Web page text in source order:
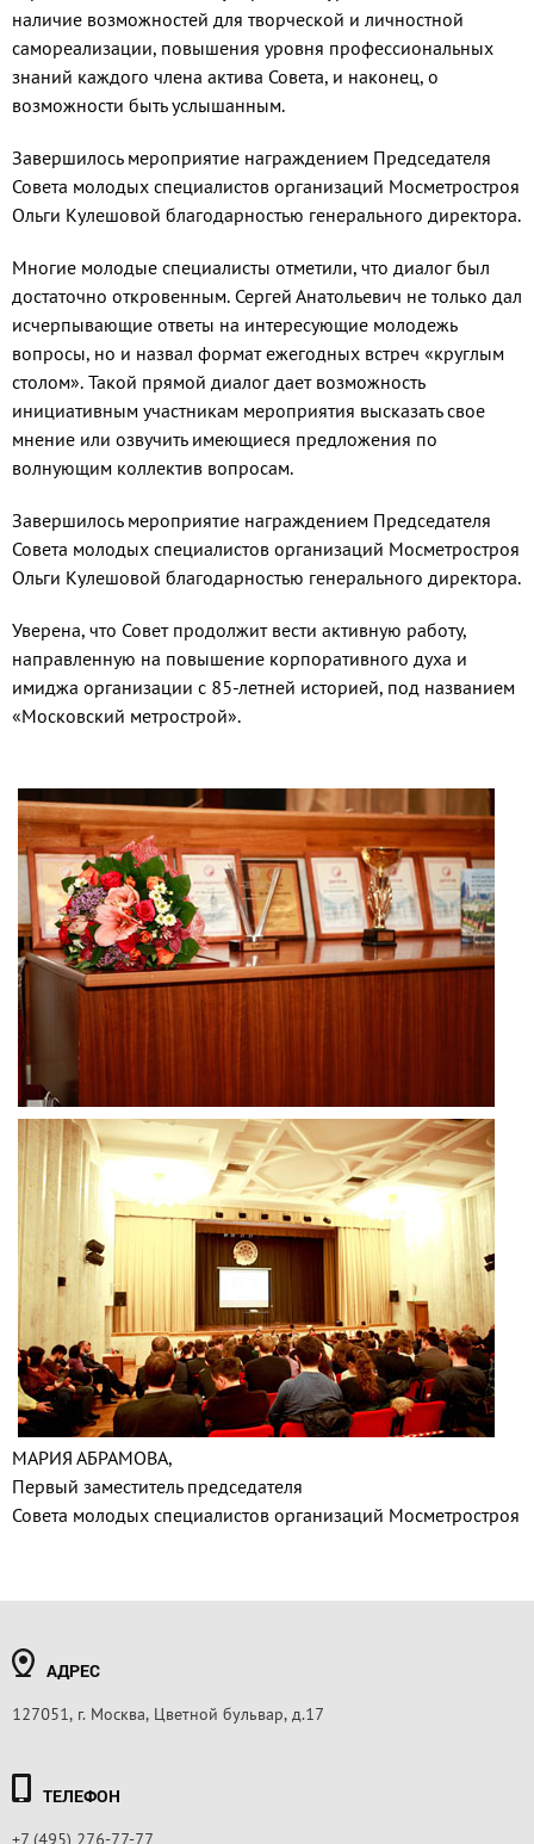
наличие возможностей для творческой и личностной
самореализации, повышения уровня профессиональных
знаний каждого члена актива Совета, и наконец, о
возможности быть услышанным.
Завершилось мероприятие награждением Председателя
Совета молодых специалистов организаций Мосметростроя
Ольги Кулешовой благодарностью генерального директора.
Многие молодые специалисты отметили, что диалог был
достаточно откровенным. Сергей Анатольевич не только дал
исчерпывающие ответы на интересующие молодежь
вопросы, но и назвал формат ежегодных встреч «круглым
столом». Такой прямой диалог дает возможность
инициативным участникам мероприятия высказать свое
мнение или озвучить имеющиеся предложения по
волнующим коллектив вопросам.
Завершилось мероприятие награждением Председателя
Совета молодых специалистов организаций Мосметростроя
Ольги Кулешовой благодарностью генерального директора.
Уверена, что Совет продолжит вести активную работу,
направленную на повышение корпоративного духа и
имиджа организации с 85-летней историей, под названием
«Московский метрострой».
МАРИЯ АБРАМОВА,
Первый заместитель председателя
Совета молодых специалистов организаций Мосметростроя
АДРЕС
127051, г. Москва, Цветной бульвар, д.17
ТЕЛЕФОН
+7 (495) 276-77-77